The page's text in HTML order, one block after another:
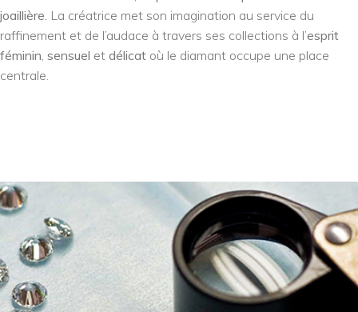
joaillière. La créatrice met son imagination au service du
raffinement et de l’audace à travers ses collections à l’esprit
féminin, sensuel et délicat où le diamant occupe une place
centrale.